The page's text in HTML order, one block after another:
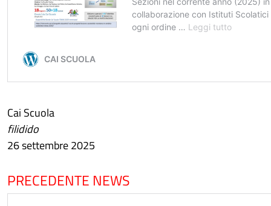
Cai Scuola
filidido
26 settembre 2025
PRECEDENTE NEWS